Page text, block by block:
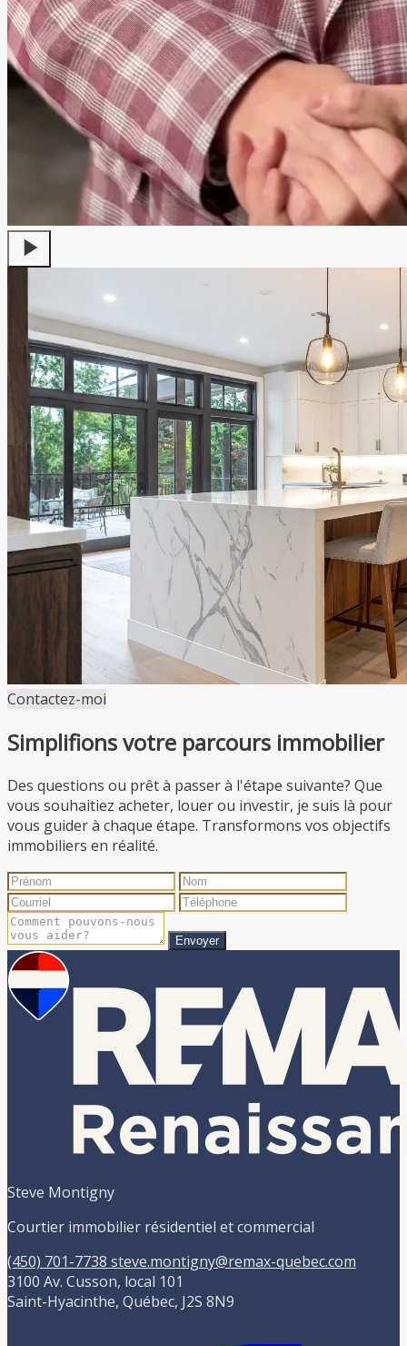
Contactez-moi
Simplifions votre parcours immobilier
Des questions ou prêt à passer à l'étape suivante? Que
vous souhaitiez acheter, louer ou investir, je suis là pour
vous guider à chaque étape. Transformons vos objectifs
immobiliers en réalité.
Envoyer
Steve Montigny
Courtier immobilier résidentiel et commercial
(450) 701-7738 steve.montigny@remax-quebec.com
3100 Av. Cusson, local 101
Saint-Hyacinthe, Québec, J2S 8N9